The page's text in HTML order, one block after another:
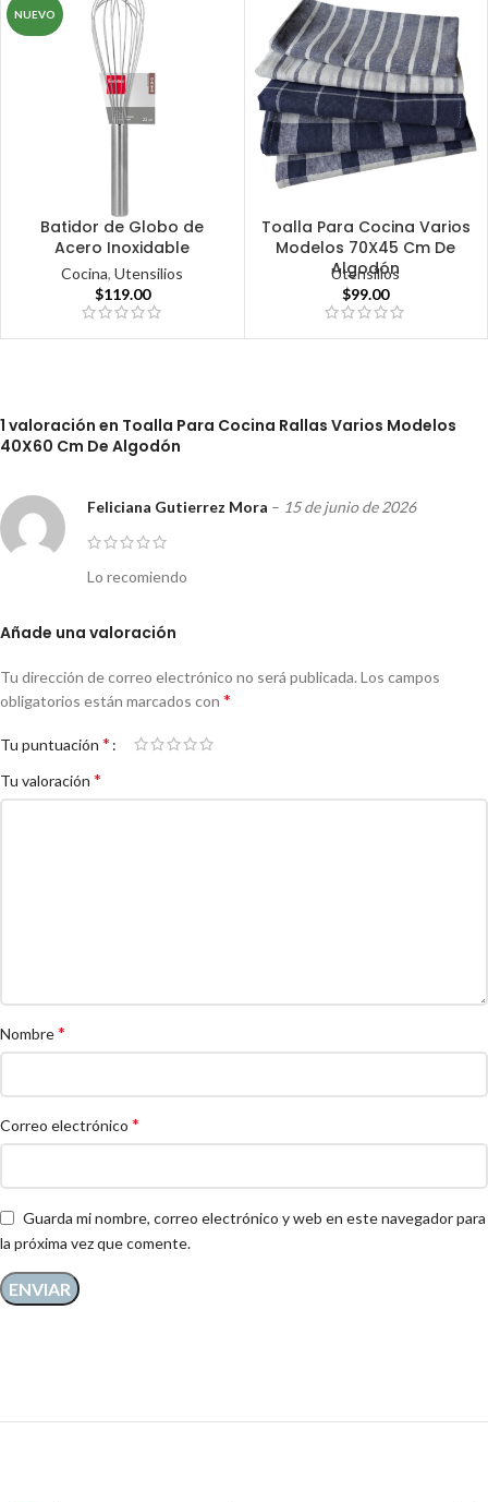
NUEVO
Batidor de Globo de
Acero Inoxidable
Cocina,Utensilios
$119.00
Toalla Para Cocina Varios
Modelos 70X45 Cm De
Algodón
Utensilios
$99.00
1 valoración en Toalla Para Cocina Rallas Varios Modelos
40X60 Cm De Algodón
Feliciana Gutierrez Mora – 15 de junio de 2026
Lo recomiendo
Añade una valoración
Tu dirección de correo electrónico no será publicada. Los campos
obligatorios están marcados con *
Tu puntuación *
Tu valoración *
Nombre*
Correo electrónico *
Guarda mi nombre, correo electrónico y web en este navegador para
la próxima vez que comente.